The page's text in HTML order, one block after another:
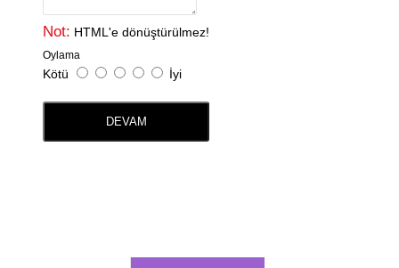
Not: HTML'e dönüştürülmez!
Oylama
Kötü İyi
DEVAM